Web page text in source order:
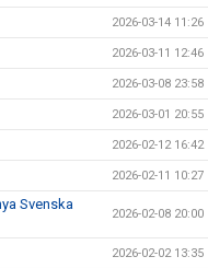
2026-03-14 11:26
2026-03-11 12:46
2026-03-08 23:58
2026-03-01 20:55
2026-02-12 16:42
2026-02-11 10:27
Svenska
2026-02-08 20:00
2026-02-02 13:35